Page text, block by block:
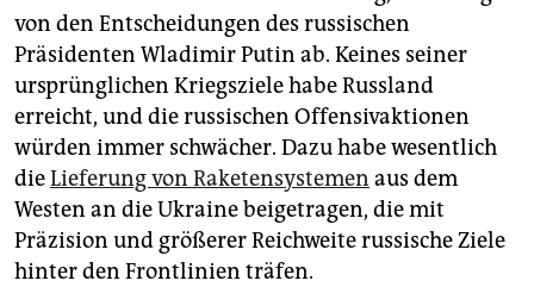
von den Entscheidungen des russischen
Präsidenten Wladimir Putin ab. Keines seiner
ursprünglichen Kriegsziele habe Russland
erreicht, und die russischen Offensivaktionen
würden immer schwächer. Dazu habe wesentlich
dieLieferung von Raketensystemen aus dem
Westen an die Ukraine beigetragen, die mit
Präzision und größerer Reichweite russische Ziele
hinter den Frontlinien träfen.